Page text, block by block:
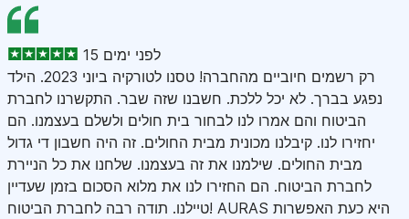
15 לפני ימים
רק רשמים חיוביים מהחברה! טסנו לטורקיה ביוני 2023. הילד
נפגע בברך. לא יכל ללכת. חשבנו שזה שבר. התקשרנו לחברת
הביטוח והם אמרו לנו לבחור בית חולים ולשלם בעצמנו. הם
יחזירו לנו. קיבלנו מכונית מבית החולים. זה היה חשבון די גדול
מבית החולים. שילמנו את זה בעצמנו. שלחנו את כל הניירת
לחברת הביטוח. הם החזירו לנו את מלוא הסכום בזמן שעדיין
טיילנו. תודה רבה לחברת הביטוח! AURAS היא כעת האפשרות